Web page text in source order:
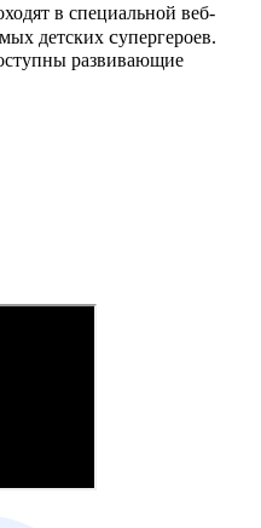
в специальной веб-
детских cупергероев.
развивающие